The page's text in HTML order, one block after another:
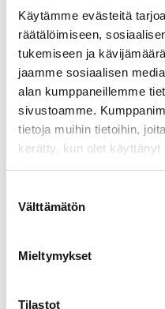
Käytämme evästeitä
räätälöimiseen,
tukemiseen ja
jaamme sosiaalisen
alan kumppaneillemme
sivustoamme.
tietoja muihin tietoihin,
kerätty, kun olet käyttänyt
Tietosuojaseloste
valinta
Välttämätön
Mieltymykset
Tilastot
tilastasi
jonne on